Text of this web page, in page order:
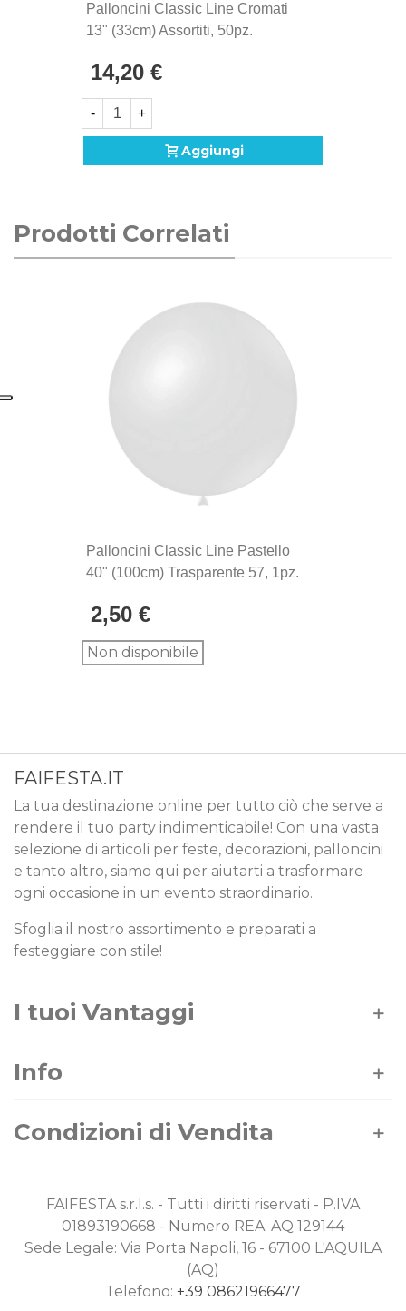
Palloncini Classic Line Cromati
13" (33cm) Assortiti, 50pz.
14,20 €
- +
Aggiungi
Prodotti Correlati
Palloncini Classic Line Pastello
40" (100cm) Trasparente 57, 1pz.
2,50 €
Non disponibile
FAIFESTA.IT
La tua destinazione online per tutto ciò che serve a
rendere il tuo party indimenticabile! Con una vasta
selezione di articoli per feste, decorazioni, palloncini
e tanto altro, siamo qui per aiutarti a trasformare
ogni occasione in un evento straordinario.
Sfoglia il nostro assortimento e preparati a
festeggiare con stile!
I tuoi Vantaggi
Info
Condizioni di Vendita
FAIFESTA s.r.l.s. - Tutti i diritti riservati - P.IVA
01893190668 - Numero REA: AQ 129144
Sede Legale: Via Porta Napoli, 16 - 67100 L'AQUILA
(AQ)
Telefono: +39 08621966477